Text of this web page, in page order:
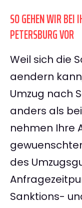
SO GEHEN WIR BEI
PETERSBURG VOR
Weil sich die
aendern
Umzug nach
anders als
nehmen Ihre
des
Sanktions-